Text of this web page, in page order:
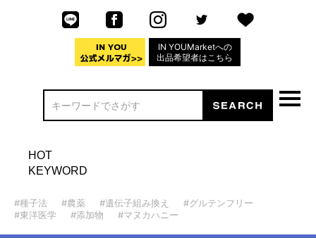
IN YOUMarketへの
出品希望者はこちら
HOT
KEYWORD
#種子法 #農薬 #遺伝子組み換え
#グルテンフリー
#東洋医学
#添加物 #マヌカハニー